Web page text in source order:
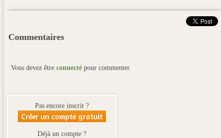
Commentaires
Vous devez être connecté pour commenter.
Pas encore inscrit ?
Créer un compte gratuit
Déjà un compte ?